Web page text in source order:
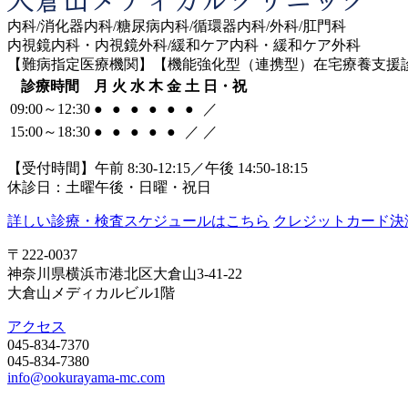
内科/消化器内科/糖尿病内科/循環器内科/外科/肛門科
内視鏡内科・内視鏡外科/緩和ケア内科・緩和ケア外科
【難病指定医療機関】【機能強化型（連携型）在宅療養支援
診療時間
月 火 水 木 金 土 日・祝
09:00～12:30 ● ● ● ● ● ●
／
15:00～18:30 ● ● ● ● ● ／ ／
【受付時間】午前 8:30-12:15／午後 14:50-18:15
休診日：土曜午後・日曜・祝日
詳しい診療・検査スケジュールはこちら クレジットカード決
〒222-0037
神奈川県横浜市港北区大倉山3-41-22
大倉山メディカルビル1階
アクセス
045-834-7370
045-834-7380
info@ookurayama-mc.com